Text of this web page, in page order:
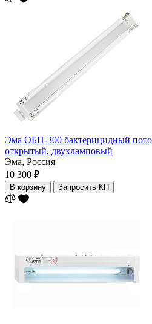
Эма ОБП-300 бактерицидный
открытый, двухламповый
Эма, Россия
10 300 ₽
В корзину Запросить КП